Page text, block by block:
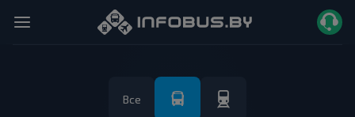
Все